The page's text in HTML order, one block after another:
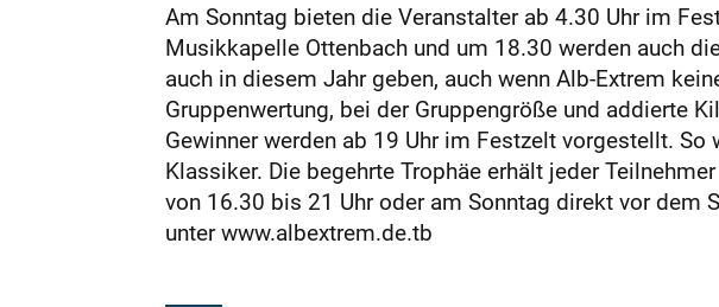
Am Sonntag bieten die Veranstalter ab 4.30 Uhr im
Musikkapelle Ottenbach und um 18.30 werden auch
auch in diesem Jahr geben, auch wenn Alb-Extrem
Gruppenwertung, bei der Gruppengröße und addierte
Gewinner werden ab 19 Uhr im Festzelt vorgestellt.
Klassiker. Die begehrte Trophäe erhält jeder
von 16.30 bis 21 Uhr oder am Sonntag direkt vor dem
unter www.albextrem.de.tb